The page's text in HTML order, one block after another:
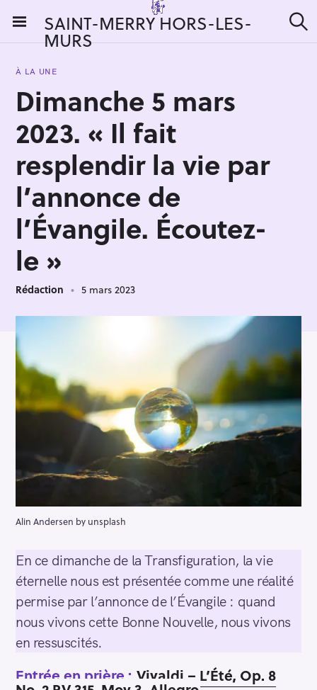
i
SAINT-MERRY HORS-LES-
MURS e
À LA UNE
Dimanche 5 mars
2023. « Il fait
resplendir la vie par
l’annonce de
l’Évangile. Écoutez-
le »
Rédaction 5 mars 2023
Alin Andersen by unsplash
En ce dimanche de la Transfiguration, la vie
éternelle nous est présentée comme une réalité
permise par l’annonce de l’Évangile : quand
nous vivons cette Bonne Nouvelle, nous vivons
en ressuscités.
Entrée en prière : Vivaldi – L’Été, Op. 8